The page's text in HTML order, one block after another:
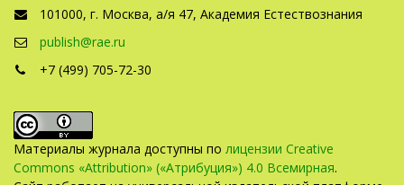
101000, г. Москва, а/я 47, Академия Естествознания
publish@rae.ru
+7 (499) 705-72-30
Материалы журнала доступны по лицензии Creative
Commons «Attribution» («Атрибуция») 4.0 Всемирная.